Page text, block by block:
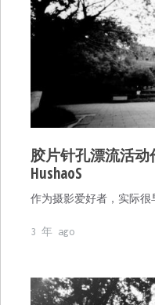
胶片针孔漂流活动
HushaoS
作为摄影爱好者，实际很
3 年 ago